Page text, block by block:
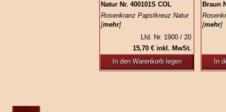
Natur Nr. 400101S COL
Rosenkranz Papstkreuz Natur
[mehr]
Lfd. Nr. 1900 / 20
15,70 € inkl. MwSt.
In den Warenkorb legen
Braun
[mehr]
In